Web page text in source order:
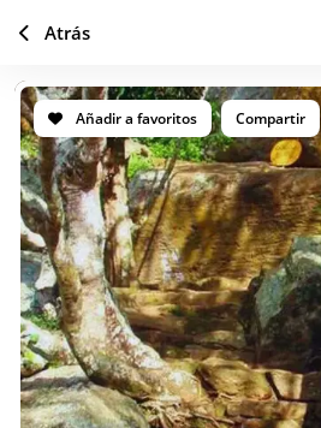
Añadir a favoritos Compartir
Atrás